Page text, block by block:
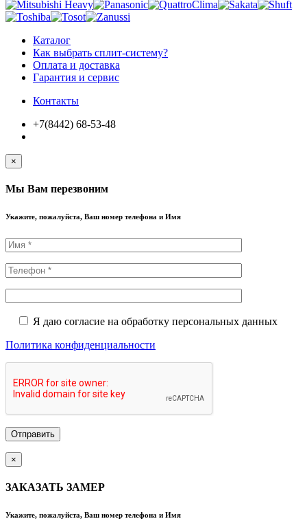
Каталог
Как выбрать сплит-систему?
Оплата и доставка
Гарантия и сервис
Контакты
+7(8442) 68-53-48
×
Мы Вам перезвоним
Укажите, пожалуйста, Ваш номер телефона и Имя
Я даю согласие на обработку персональных данных
Политика конфиденциальности
×
ЗАКАЗАТЬ ЗАМЕР
Укажите, пожалуйста, Ваш номер телефона и Имя